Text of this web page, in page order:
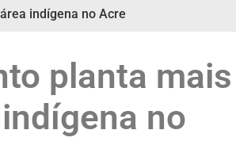
indígena no Acre
planta mais
no